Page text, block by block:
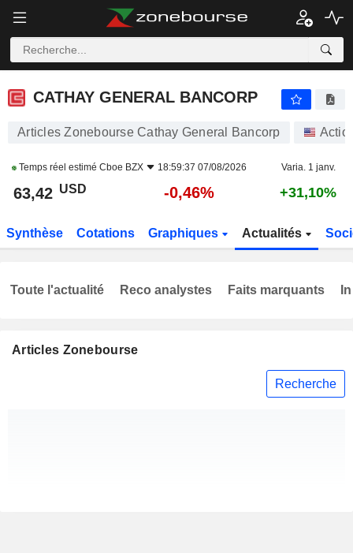
CATHAY GENERAL BANCORP
CATHAY GENERAL BANCORP
Articles Zonebourse Cathay General Bancorp
Temps réel estimé Cboe BZX 18:59:37 07/08/2026 Varia. 1 janv.
63,42 USD -0,46% +31,10%
Synthèse Cotations Graphiques Actualités
Articles Zonebourse
Recherche
Toute l'actualité Reco analystes Faits marquants